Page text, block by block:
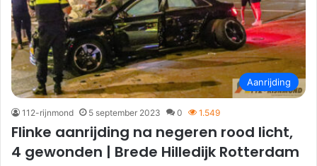
Aanrijding
112-rijnmond 5 september 2023 0 1.549
Flinke aanrijding na negeren rood licht,
4 gewonden | Brede Hilledijk Rotterdam